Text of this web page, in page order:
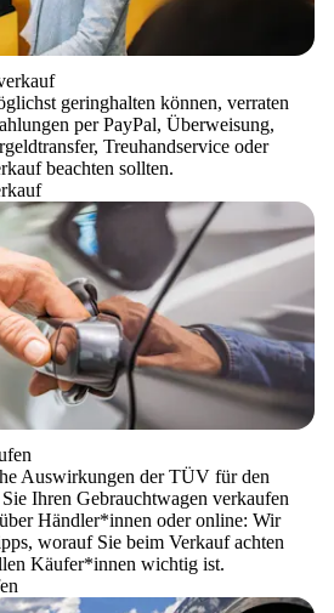
geringhalten können, verraten
per PayPal, Überweisung,
Treuhandservice oder
beachten sollten.
Auswirkungen der TÜV für den
Ihren Gebrauchtwagen verkaufen
Händler*innen oder online: Wir
worauf Sie beim Verkauf achten
Käufer*innen wichtig ist.